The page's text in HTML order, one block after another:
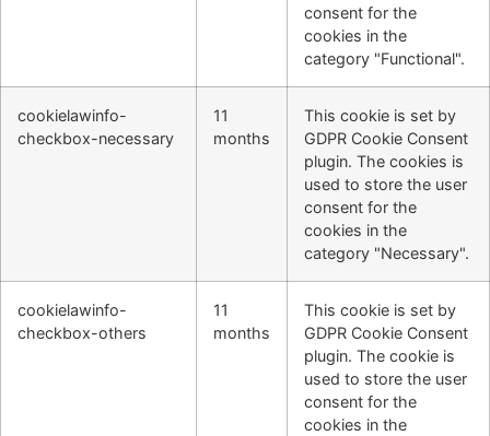
consent for the
cookies in the
category "Functional".
cookielawinfo-
checkbox-necessary
11
months
This cookie is set by
GDPR Cookie Consent
plugin. The cookies is
used to store the user
consent for the
cookies in the
category "Necessary".
cookielawinfo-
checkbox-others
11
months
This cookie is set by
GDPR Cookie Consent
plugin. The cookie is
used to store the user
consent for the
cookies in the